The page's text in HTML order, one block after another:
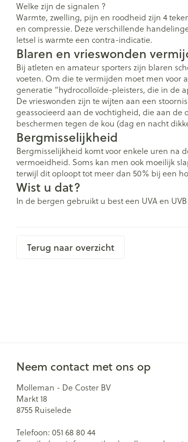
Welke zijn de signalen ?
Warmte, zwelling, pijn en roodheid zijn 4
en compressie. Deze verschillende
letsel is warmte een contra-indicatie.
Blaren en vrieswonden
Bij atleten en amateur sporters zijn blaren
voeten. Om die te vermijden moet men voor
generatie “hydrocolloïde-pleisters, die in de
De vrieswonden zijn te wijten aan een
geassocieerd aan de vochtigheid, die aan
beschermen tegen de kou (dag en nacht
Bergmisselijkheid
Bergmisselijkheid komt voor enkele uren na
vermoeidheid. Soms kan men ook moeilijk
terwijl dit oploopt tot meer dan 50% bij een
Wist u dat?
In de bergen gebruikt u best een UVA en
Terug naar overzicht
Neem contact met ons op
Molleman - De Coster BV
Markt 18
8755 Ruiselede
Telefoon: 051 68 80 44